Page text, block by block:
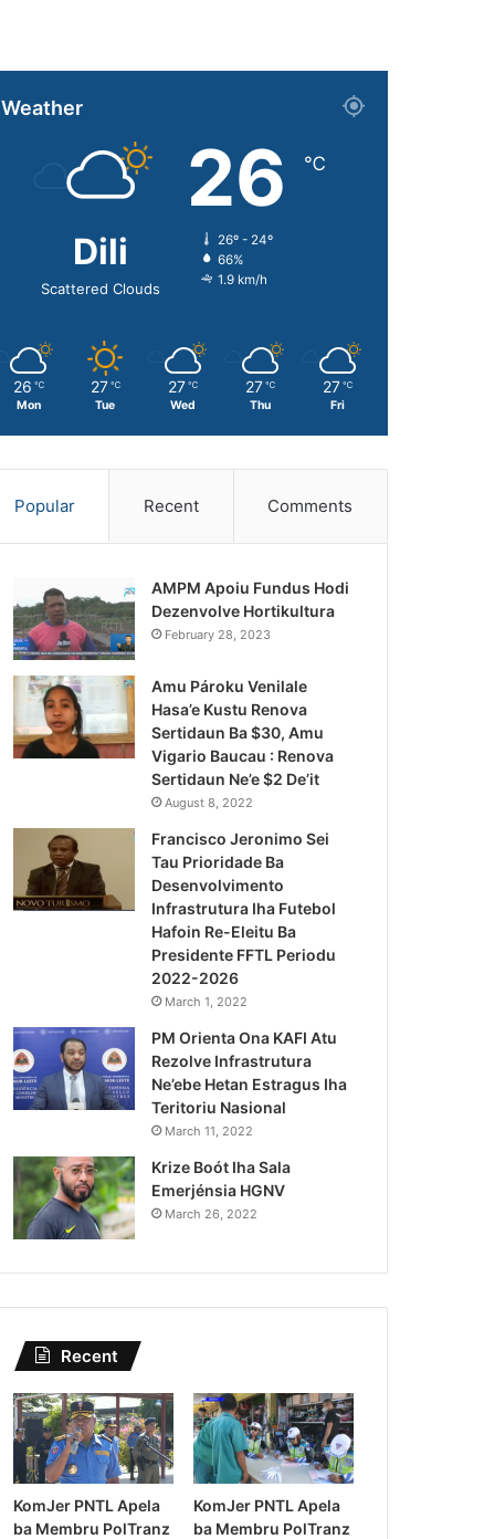
KomJer PNTL Apela ba
Labele Komete
Weather
Dili
Scattered Clouds
26 ℃
26º - 24º
66%
1.9 km/h
26 ℃
Mon
27 ℃
Tue
27 ℃
Wed
27 ℃
Thu
27 ℃
Fri
Popular Recent Comments
AMPM Apoiu Fundus Hodi
Dezenvolve Hortikultura
February 28, 2023
Amu Pároku Venilale
Hasa’e Kustu Renova
Sertidaun Ba $30, Amu
Vigario Baucau : Renova
Sertidaun Ne’e $2 De’it
August 8, 2022
Francisco Jeronimo Sei
Tau Prioridade Ba
Desenvolvimento
Infrastrutura Iha Futebol
Hafoin Re-Eleitu Ba
Presidente FFTL Periodu
2022-2026
March 1, 2022
PM Orienta Ona KAFI Atu
Rezolve Infrastrutura
Ne’ebe Hetan Estragus Iha
Teritoriu Nasional
March 11, 2022
Krize Boót Iha Sala
Emerjénsia HGNV
March 26, 2022
Recent
KomJer PNTL Apela
ba Membru PolTranz
KomJer PNTL Apela
ba Membru PolTranz